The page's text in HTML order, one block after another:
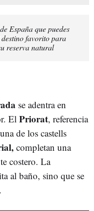
España que puedes
favorito para
reserva natural
se adentra en
El Priorat, referencia
de los castells
completan una
costero. La
al baño, sino que se